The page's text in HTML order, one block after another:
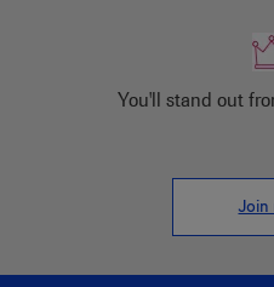
You'll stand out
Join